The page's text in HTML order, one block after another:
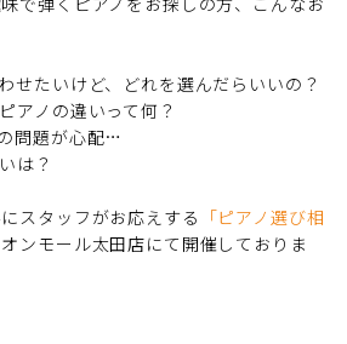
せたいけど、どれを選んだらいいの？
アノの違いって何？
問題が心配…
は？
スタッフがお応えする 「ピアノ選び相
ンモール太田店にて開催しておりま